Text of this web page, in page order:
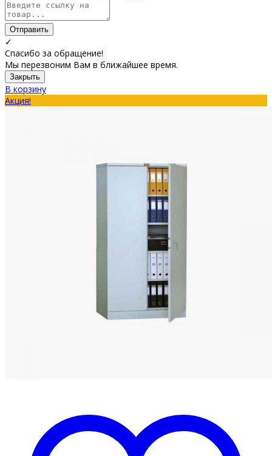
Отправить
✓
Спасибо за обращение!
Мы перезвоним Вам в ближайшее время.
Закрыть
В корзину
Акция!